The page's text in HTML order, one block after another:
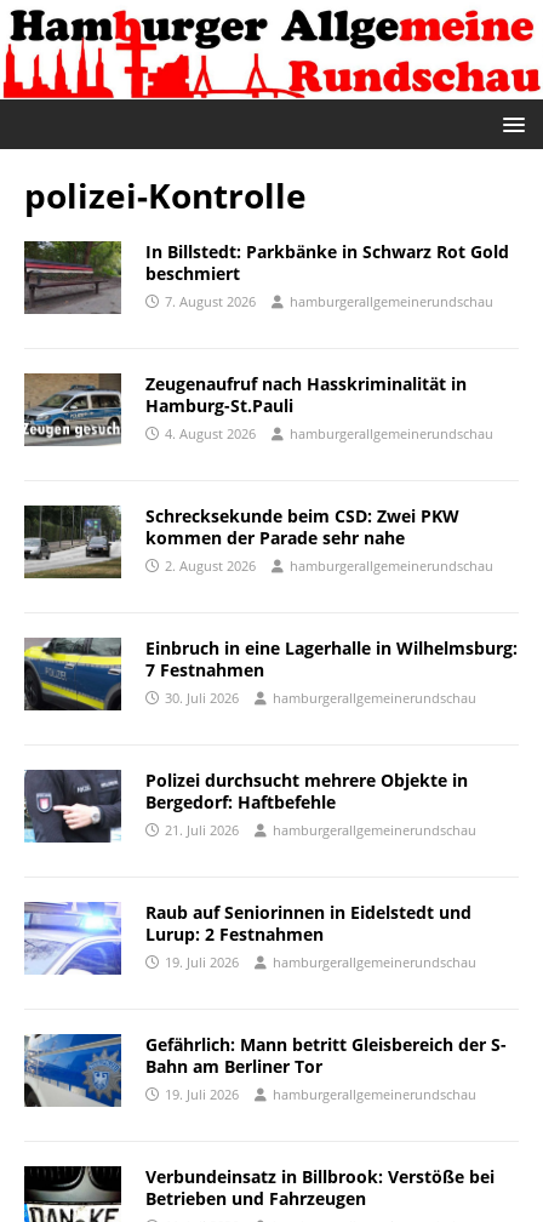
polizei-Kontrolle
In Billstedt: Parkbänke in Schwarz Rot Gold
beschmiert
7. August 2026 hamburgerallgemeinerundschau
Zeugenaufruf nach Hasskriminalität in
Hamburg-St.Pauli
4. August 2026 hamburgerallgemeinerundschau
Schrecksekunde beim CSD: Zwei PKW
kommen der Parade sehr nahe
2. August 2026 hamburgerallgemeinerundschau
Einbruch in eine Lagerhalle in Wilhelmsburg:
7 Festnahmen
30. Juli 2026 hamburgerallgemeinerundschau
Polizei durchsucht mehrere Objekte in
Bergedorf: Haftbefehle
21. Juli 2026 hamburgerallgemeinerundschau
Raub auf Seniorinnen in Eidelstedt und
Lurup: 2 Festnahmen
19. Juli 2026 hamburgerallgemeinerundschau
Gefährlich: Mann betritt Gleisbereich der S-
Bahn am Berliner Tor
19. Juli 2026 hamburgerallgemeinerundschau
Verbundeinsatz in Billbrook: Verstöße bei
Betrieben und Fahrzeugen